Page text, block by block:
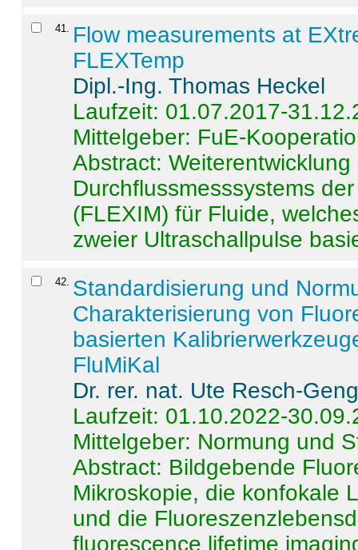
41. Flow measurements at
FLEXTemp
Dipl.-Ing. Thomas Heckel
Laufzeit: 01.07.2017-
Mittelgeber: FuE-
Abstract:
Durchflussmesssystems
(FLEXIM) für Fluide,
zweier Ultraschallpulse
42. Standardisierung und
Charakterisierung von
basierten
FluMiKal
Dr. rer. nat. Ute Resch-
Laufzeit: 01.10.2022-
Mittelgeber: Normung und
Abstract: Bildgebende
Mikroskopie, die konfokale
und die
fluorescence lifetime